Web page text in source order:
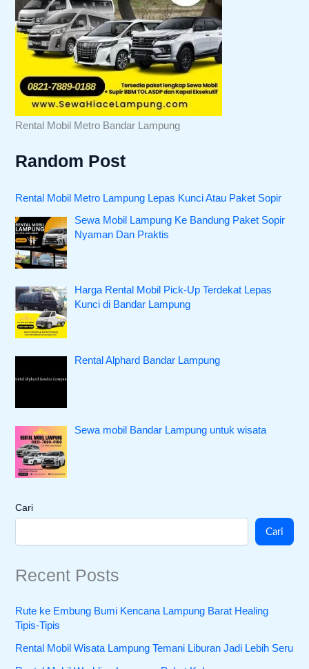
Rental Mobil Metro Bandar Lampung
Random Post
Rental Mobil Metro Lampung Lepas Kunci Atau Paket Sopir
Sewa Mobil Lampung Ke Bandung Paket Sopir
Nyaman Dan Praktis
Harga Rental Mobil Pick-Up Terdekat Lepas
Kunci di Bandar Lampung
Rental Alphard Bandar Lampung
Sewa mobil Bandar Lampung untuk wisata
Cari
Cari
Recent Posts
Rute ke Embung Bumi Kencana Lampung Barat Healing
Tipis-Tipis
Rental Mobil Wisata Lampung Temani Liburan Jadi Lebih Seru